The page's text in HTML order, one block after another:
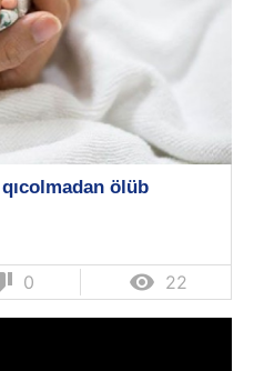
qıcolmadan ölüb
0  22